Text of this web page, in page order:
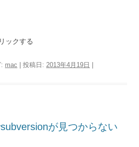
ックする
mac | 投稿日: 2013年4月19日
が見つからない